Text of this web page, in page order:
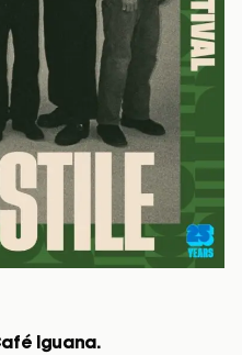
Iguana.